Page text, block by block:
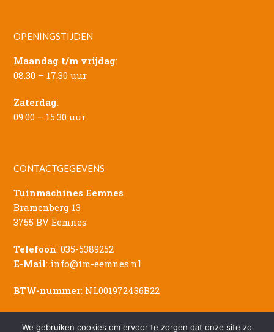
OPENINGSTIJDEN
Maandag t/m vrijdag:
08.30 – 17.30 uur
Zaterdag:
09.00 – 15.30 uur
CONTACTGEGEVENS
Tuinmachines Eemnes
Bramenberg 13
3755 BV Eemnes
Telefoon:035-5389252
E-Mail: info@tm-eemnes.nl
BTW-nummer: NL001972436B22
We gebruiken cookies om ervoor te zorgen dat onze site zo